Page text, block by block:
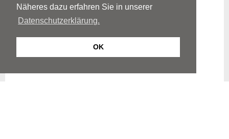
Näheres dazu erfahren Sie in unserer
Datenschutzerklärung.
OK